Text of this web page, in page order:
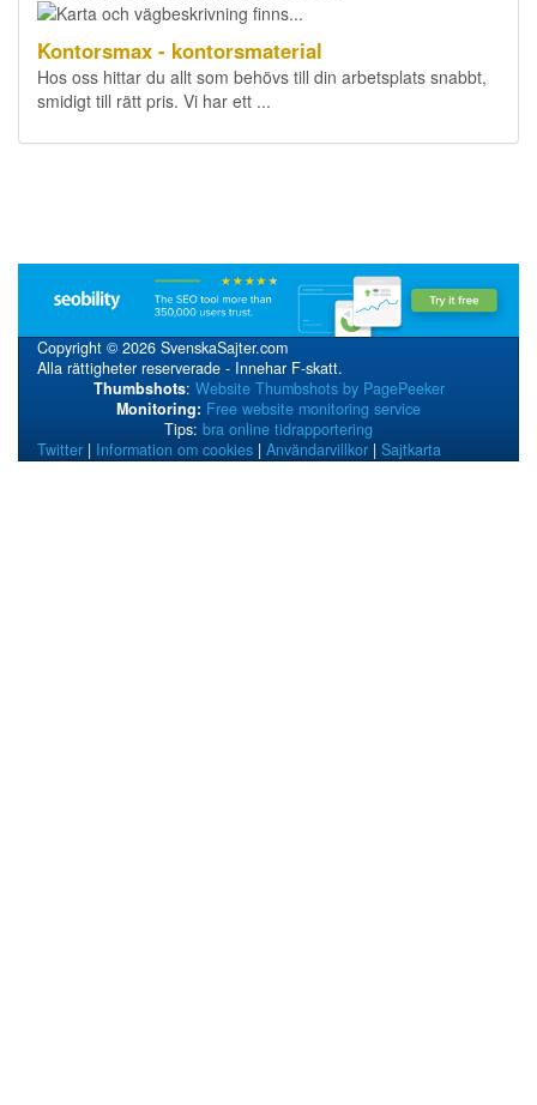
Kontorsmax - kontorsmaterial
Hos oss hittar du allt som behövs till din arbetsplats snabbt,
smidigt till rätt pris. Vi har ett ...
Copyright © 2026 SvenskaSajter.com
Alla rättigheter reserverade - Innehar F-skatt.
Thumbshots: Website Thumbshots by PagePeeker
Monitoring: Free website monitoring service
Tips: bra online tidrapportering
Twitter | Information om cookies | Användarvillkor | Sajtkarta